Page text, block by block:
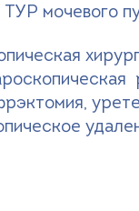
мочевого